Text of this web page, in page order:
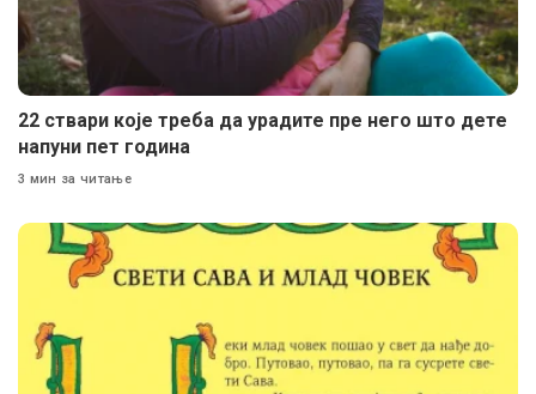
22 ствари које треба да урадите пре него што дете
напуни пет година
3 мин за читање